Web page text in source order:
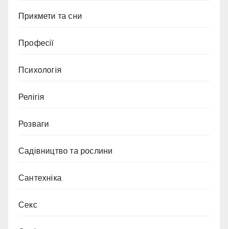
Прикмети та сни
Професії
Психологія
Релігія
Розваги
Садівництво та рослини
Сантехніка
Секс